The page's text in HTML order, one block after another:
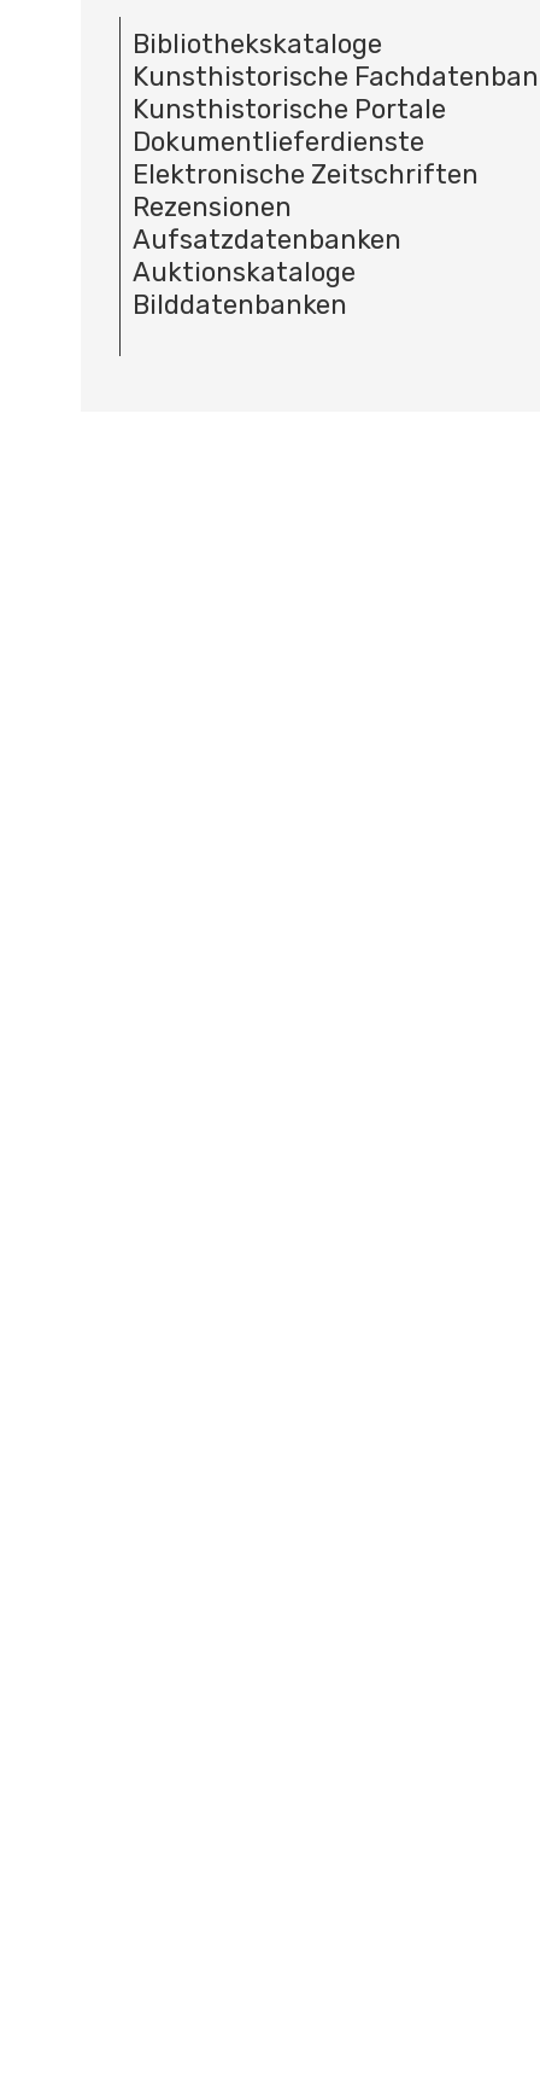
Bibliothekskataloge
Kunsthistorische
Kunsthistorische Portale
Dokumentlieferdienste
Elektronische Zeitschriften
Rezensionen
Aufsatzdatenbanken
Auktionskataloge
Bilddatenbanken